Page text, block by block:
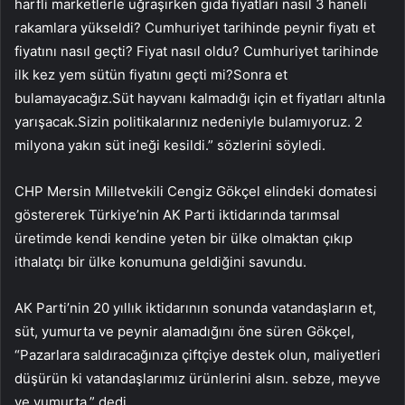
harfli marketlerle uğraşırken gıda fiyatları nasıl 3 haneli
rakamlara yükseldi? Cumhuriyet tarihinde peynir fiyatı et
fiyatını nasıl geçti? Fiyat nasıl oldu? Cumhuriyet tarihinde
ilk kez yem sütün fiyatını geçti mi?Sonra et
bulamayacağız.Süt hayvanı kalmadığı için et fiyatları altınla
yarışacak.Sizin politikalarınız nedeniyle bulamıyoruz. 2
milyona yakın süt ineği kesildi.” sözlerini söyledi.
CHP Mersin Milletvekili Cengiz Gökçel elindeki domatesi
göstererek Türkiye’nin AK Parti iktidarında tarımsal
üretimde kendi kendine yeten bir ülke olmaktan çıkıp
ithalatçı bir ülke konumuna geldiğini savundu.
AK Parti’nin 20 yıllık iktidarının sonunda vatandaşların et,
süt, yumurta ve peynir alamadığını öne süren Gökçel,
“Pazarlara saldıracağınıza çiftçiye destek olun, maliyetleri
düşürün ki vatandaşlarımız ürünlerini alsın. sebze, meyve
ve yumurta.” dedi.